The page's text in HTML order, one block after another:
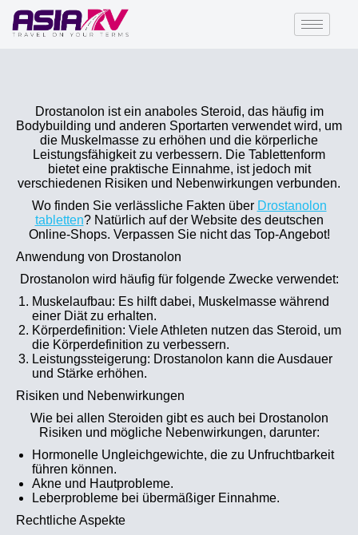
Drostanolon ist ein anaboles Steroid, das häufig im
Bodybuilding und anderen Sportarten verwendet wird, um
die Muskelmasse zu erhöhen und die körperliche
Leistungsfähigkeit zu verbessern. Die Tablettenform
bietet eine praktische Einnahme, ist jedoch mit
verschiedenen Risiken und Nebenwirkungen verbunden.
Wo finden Sie verlässliche Fakten über Drostanolon
tabletten? Natürlich auf der Website des deutschen
Online-Shops. Verpassen Sie nicht das Top-Angebot!
Anwendung von Drostanolon
Drostanolon wird häufig für folgende Zwecke verwendet:
Muskelaufbau: Es hilft dabei, Muskelmasse während
einer Diät zu erhalten.
Körperdefinition: Viele Athleten nutzen das Steroid, um
die Körperdefinition zu verbessern.
Leistungssteigerung: Drostanolon kann die Ausdauer
und Stärke erhöhen.
Risiken und Nebenwirkungen
Wie bei allen Steroiden gibt es auch bei Drostanolon
Risiken und mögliche Nebenwirkungen, darunter:
Hormonelle Ungleichgewichte, die zu Unfruchtbarkeit
führen können.
Akne und Hautprobleme.
Leberprobleme bei übermäßiger Einnahme.
Rechtliche Aspekte